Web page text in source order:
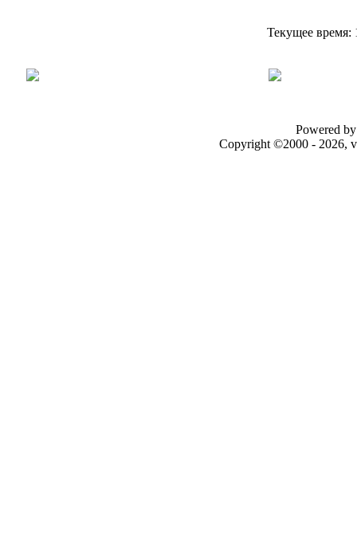
Текущее время:
Powered
Copyright ©2000 - 2026,